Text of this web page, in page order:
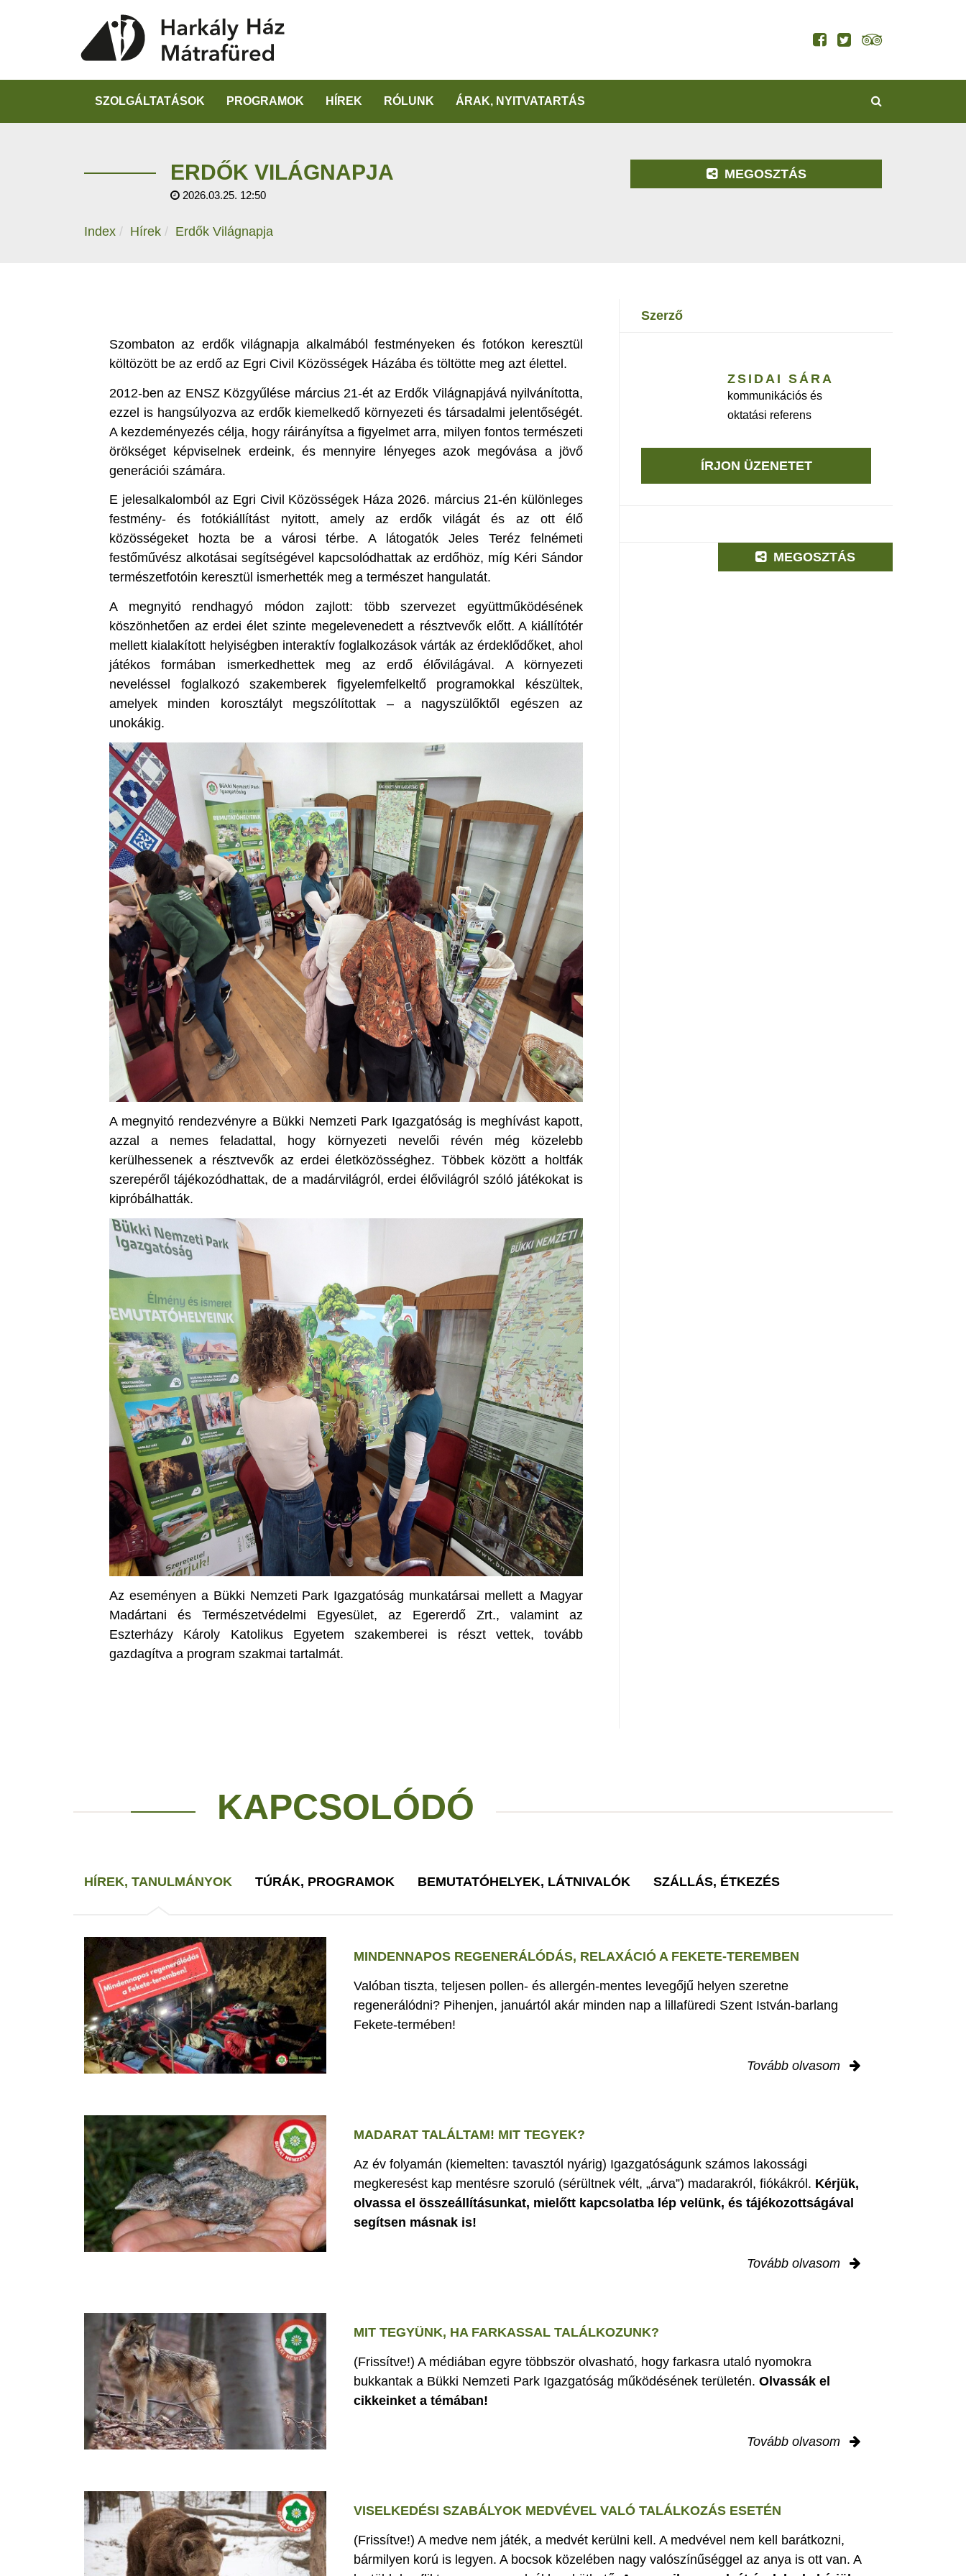
SZOLGÁLTATÁSOK PROGRAMOK HÍREK RÓLUNK ÁRAK, NYITVATARTÁS
ERDŐK VILÁGNAPJA
2026.03.25. 12:50
Index Hírek Erdők Világnapja
MEGOSZTÁS
Szombaton az erdők világnapja alkalmából festményeken és fotókon keresztül
költözött be az erdő az Egri Civil Közösségek Házába és töltötte meg azt élettel.
2012-ben az ENSZ Közgyűlése március 21-ét az Erdők Világnapjává nyilvánította,
ezzel is hangsúlyozva az erdők kiemelkedő környezeti és társadalmi jelentőségét.
A kezdeményezés célja, hogy ráirányítsa a figyelmet arra, milyen fontos természeti
örökséget képviselnek erdeink, és mennyire lényeges azok megóvása a jövő
generációi számára.
E jelesalkalomból az Egri Civil Közösségek Háza 2026. március 21-én különleges
festmény- és fotókiállítást nyitott, amely az erdők világát és az ott élő
közösségeket hozta be a városi térbe. A látogatók Jeles Teréz felnémeti
festőművész alkotásai segítségével kapcsolódhattak az erdőhöz, míg Kéri Sándor
természetfotóin keresztül ismerhették meg a természet hangulatát.
A megnyitó rendhagyó módon zajlott: több szervezet együttműködésének
köszönhetően az erdei élet szinte megelevenedett a résztvevők előtt. A kiállítótér
mellett kialakított helyiségben interaktív foglalkozások várták az érdeklődőket, ahol
játékos formában ismerkedhettek meg az erdő élővilágával. A környezeti
neveléssel foglalkozó szakemberek figyelemfelkeltő programokkal készültek,
amelyek minden korosztályt megszólítottak – a nagyszülőktől egészen az
unokákig.
A megnyitó rendezvényre a Bükki Nemzeti Park Igazgatóság is meghívást kapott,
azzal a nemes feladattal, hogy környezeti nevelői révén még közelebb
kerülhessenek a résztvevők az erdei életközösséghez. Többek között a holtfák
szerepéről tájékozódhattak, de a madárvilágról, erdei élővilágról szóló játékokat is
kipróbálhatták.
Az eseményen a Bükki Nemzeti Park Igazgatóság munkatársai mellett a Magyar
Madártani és Természetvédelmi Egyesület, az Egererdő Zrt., valamint az
Eszterházy Károly Katolikus Egyetem szakemberei is részt vettek, tovább
gazdagítva a program szakmai tartalmát.
szerző
ZSIDAI SÁRA
kommunikációs és
oktatási referens
ÍRJON ÜZENETET
MEGOSZTÁS
KAPCSOLÓDÓ
HÍREK, TANULMÁNYOK TÚRÁK, PROGRAMOK BEMUTATÓHELYEK, LÁTNIVALÓK SZÁLLÁS, ÉTKEZÉS
MINDENNAPOS REGENERÁLÓDÁS, RELAXÁCIÓ A FEKETE-TEREMBEN
Valóban tiszta, teljesen pollen- és allergén-mentes levegőjű helyen szeretne
regenerálódni? Pihenjen, januártól akár minden nap a lillafüredi Szent István-barlang
Fekete-termében!
Tovább olvasom
MADARAT TALÁLTAM! MIT TEGYEK?
Az év folyamán (kiemelten: tavasztól nyárig) Igazgatóságunk számos lakossági
megkeresést kap mentésre szoruló (sérültnek vélt, „árva”) madarakról, fiókákról. Kérjük,
olvassa el összeállításunkat, mielőtt kapcsolatba lép velünk, és tájékozottságával
segítsen másnak is!
Tovább olvasom
MIT TEGYÜNK, HA FARKASSAL TALÁLKOZUNK?
(Frissítve!) A médiában egyre többször olvasható, hogy farkasra utaló nyomokra
bukkantak a Bükki Nemzeti Park Igazgatóság működésének területén. Olvassák el
cikkeinket a témában!
Tovább olvasom
VISELKEDÉSI SZABÁLYOK MEDVÉVEL VALÓ TALÁLKOZÁS ESETÉN
(Frissítve!) A medve nem játék, a medvét kerülni kell. A medvével nem kell barátkozni,
bármilyen korú is legyen. A bocsok közelében nagy valószínűséggel az anya is ott van. A